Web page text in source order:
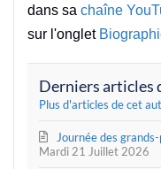
dans sa chaîne
sur l'onglet
Derniers articles
Plus d'articles de cet
Mardi 21 Juillet 2026
Journée des